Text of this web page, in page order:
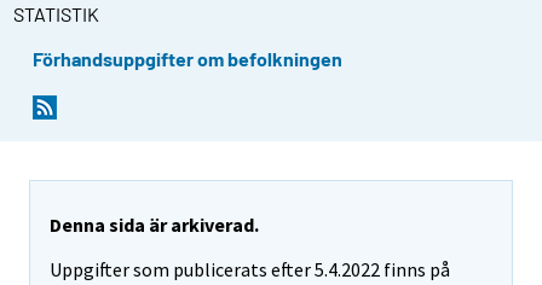
STATISTIK
Förhandsuppgifter om befolkningen
Denna sida är arkiverad.
Uppgifter som publicerats efter 5.4.2022 finns på